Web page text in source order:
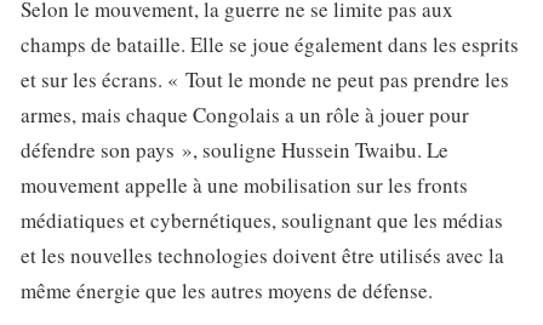
Selon le mouvement, la guerre ne se limite pas aux
champs de bataille. Elle se joue également dans les esprits
et sur les écrans. « Tout le monde ne peut pas prendre les
armes, mais chaque Congolais a un rôle à jouer pour
défendre son pays », souligne Hussein Twaibu. Le
mouvement appelle à une mobilisation sur les fronts
médiatiques et cybernétiques, soulignant que les médias
et les nouvelles technologies doivent être utilisés avec la
même énergie que les autres moyens de défense.